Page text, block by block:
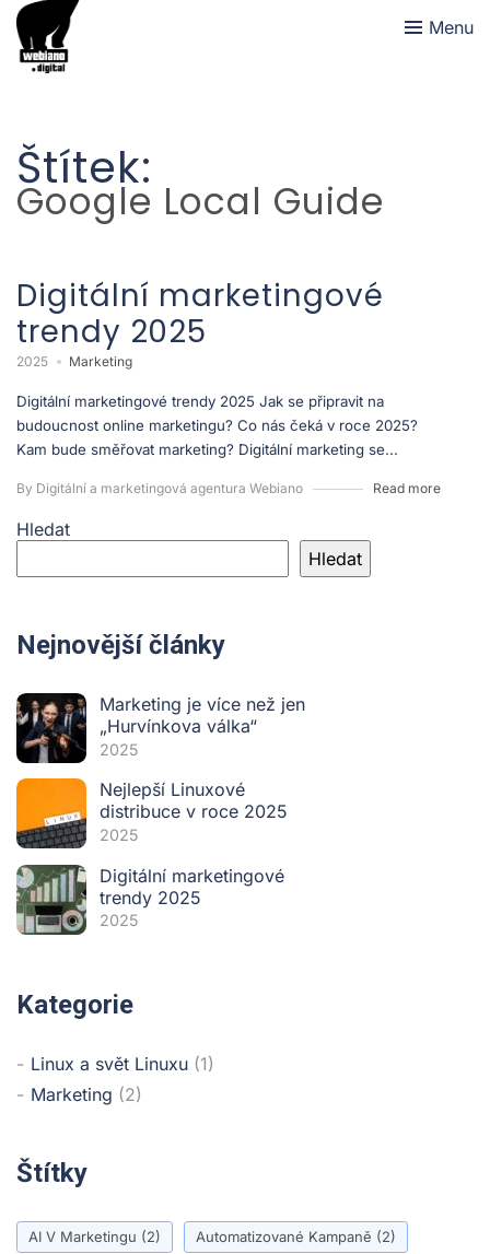
Menu
Štítek:
Google Local Guide
Digitální marketingové
trendy 2025
2025 Marketing
Digitální marketingové trendy 2025 Jak se připravit na
budoucnost online marketingu? Co nás čeká v roce 2025?
Kam bude směřovat marketing? Digitální marketing se...
By Digitální a marketingová agentura Webiano Read more
Hledat
Hledat
Nejnovější články
Marketing je více než jen
„Hurvínkova válka“
2025
Nejlepší Linuxové
distribuce v roce 2025
2025
Digitální marketingové
trendy 2025
2025
Kategorie
Linux a svět Linuxu (1)
Marketing (2)
Štítky
AI V Marketingu (2) Automatizované Kampaně (2)